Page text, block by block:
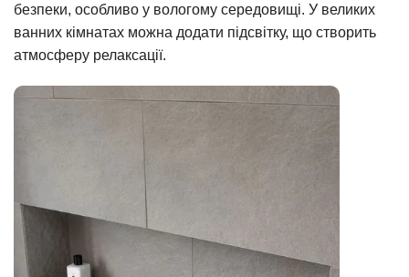
безпеки, особливо у вологому середовищі. У великих
ванних кімнатах можна додати підсвітку, що створить
атмосферу релаксації.